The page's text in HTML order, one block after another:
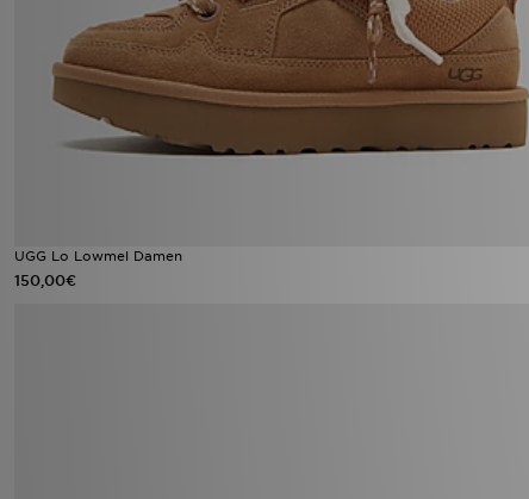
UGG Lo Lowmel Damen
150,00€